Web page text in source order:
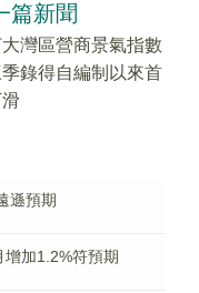
篇新聞
灣區營商景氣指數
錄得自編制以來首
遜預期
加1.2%符預期